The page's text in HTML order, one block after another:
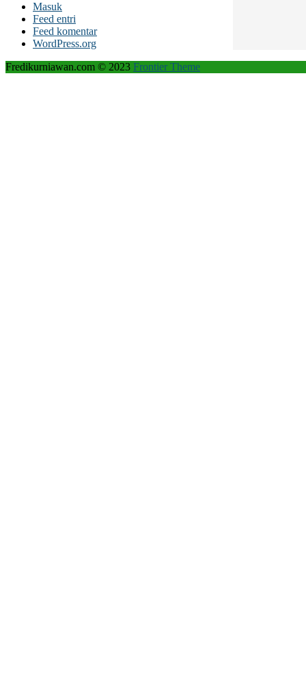
Masuk
Feed entri
Feed komentar
WordPress.org
Fredikurniawan.com © 2023 Frontier Theme